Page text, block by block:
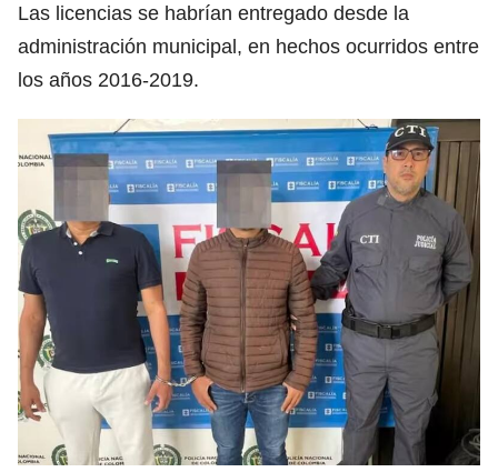
Las licencias se habrían entregado desde la
administración municipal, en hechos ocurridos entre
los años 2016-2019.